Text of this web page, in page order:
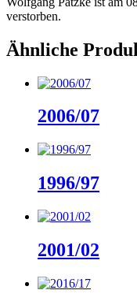
verstorben.
Ähnliche
2006/07
1996/97
2001/02